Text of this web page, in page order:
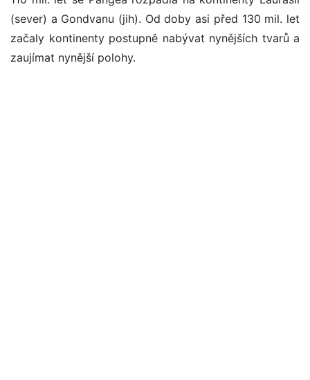
(sever) a Gondvanu (jih). Od doby asi před 130 mil. let
začaly kontinenty postupně nabývat nynějších tvarů a
zaujímat nynější polohy.